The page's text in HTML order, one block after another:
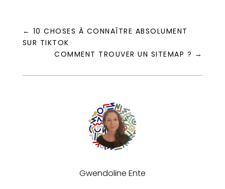
← 10 CHOSES À CONNAÎTRE ABSOLUMENT
SUR TIKTOK
COMMENT TROUVER UN SITEMAP ? →
Gwendoline Ente